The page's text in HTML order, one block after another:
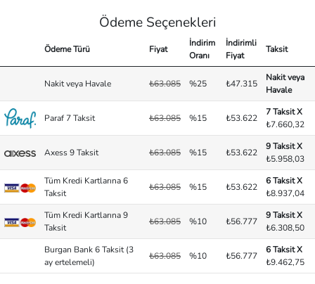
Ödeme Seçenekleri
Ödeme Türü Fiyat
İndirim
Oranı
İndirimli
Fiyat
Taksit
Nakit veya Havale ₺63.085 %25 ₺47.315
Nakit veya
Havale
Paraf 7 Taksit ₺63.085 %15 ₺53.622
7 Taksit X
₺7.660,32
Axess 9 Taksit ₺63.085 %15 ₺53.622
9 Taksit X
₺5.958,03
Tüm Kredi Kartlarına 6
Taksit
₺63.085 %15 ₺53.622
6 Taksit X
₺8.937,04
Tüm Kredi Kartlarına 9
Taksit
₺63.085 %10 ₺56.777
9 Taksit X
₺6.308,50
Burgan Bank 6 Taksit (3
ay ertelemeli)
₺63.085 %10 ₺56.777
6 Taksit X
₺9.462,75